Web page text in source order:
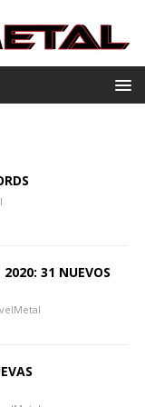
2020: 31 NUEVOS